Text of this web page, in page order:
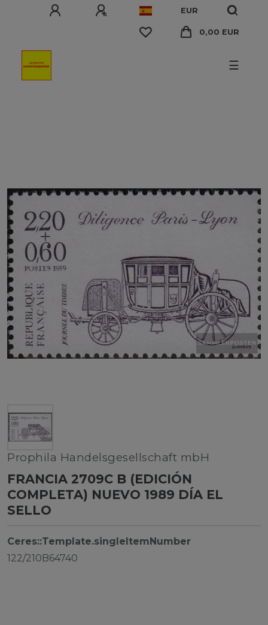
EUR
0,00 EUR
☰
Prophila Handelsgesellschaft mbH
FRANCIA 2709C B (EDICIÓN
COMPLETA) NUEVO 1989 DÍA EL
SELLO
Ceres::Template.singleItemNumber
122/210B64740